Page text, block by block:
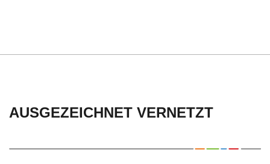
AUSGEZEICHNET VERNETZT